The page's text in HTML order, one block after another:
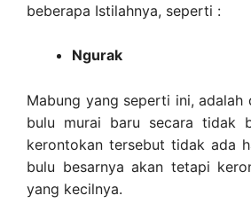
beberapa Istilahnya, seperti :
Ngurak
Mabung yang seperti ini, adalah
bulu murai baru secara tidak
kerontokan tersebut tidak ada
bulu besarnya akan tetapi
yang kecilnya.